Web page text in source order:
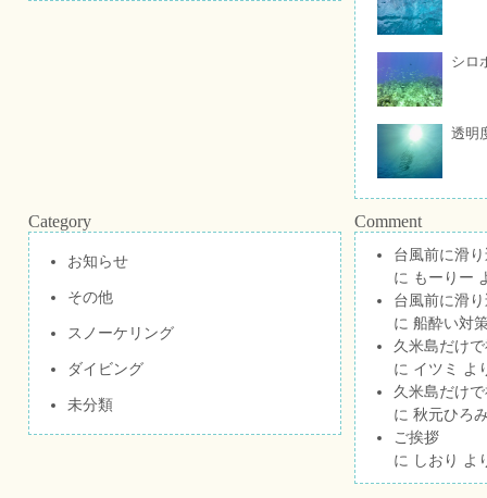
シロ
透明
Category
お知らせ
その他
スノーケリング
ダイビング
未分類
Comment
台風前に滑
に もーりー
台風前に滑
に 船酔い対
久米島だけ
に イツミ よ
久米島だけ
に 秋元ひろ
ご挨拶
に しおり よ